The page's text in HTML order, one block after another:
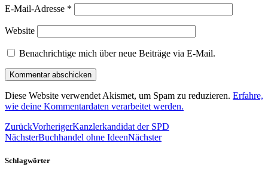
E-Mail-Adresse *
Website
Benachrichtige mich über neue Beiträge via E-Mail.
Diese Website verwendet Akismet, um Spam zu reduzieren. Erfahre,
wie deine Kommentardaten verarbeitet werden.
ZurückVorherigerKanzlerkandidat der SPD
NächsterBuchhandel ohne IdeenNächster
Schlagwörter